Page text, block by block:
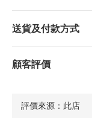
送貨及付款方式
顧客評價